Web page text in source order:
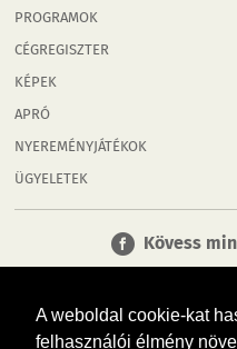
A weboldal cookie-kat
felhasználói élmény
PROGRAMOK
CÉGREGISZTER
KÉPEK
APRÓ
NYEREMÉNYJÁTÉKOK
ÜGYELETEK
Kövess